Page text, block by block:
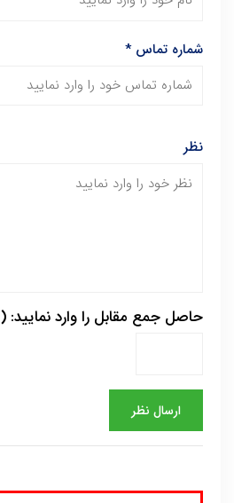
شماره تماس*
نظر
حاصل جمع مقابل را وارد نمایید: (2 + 5)